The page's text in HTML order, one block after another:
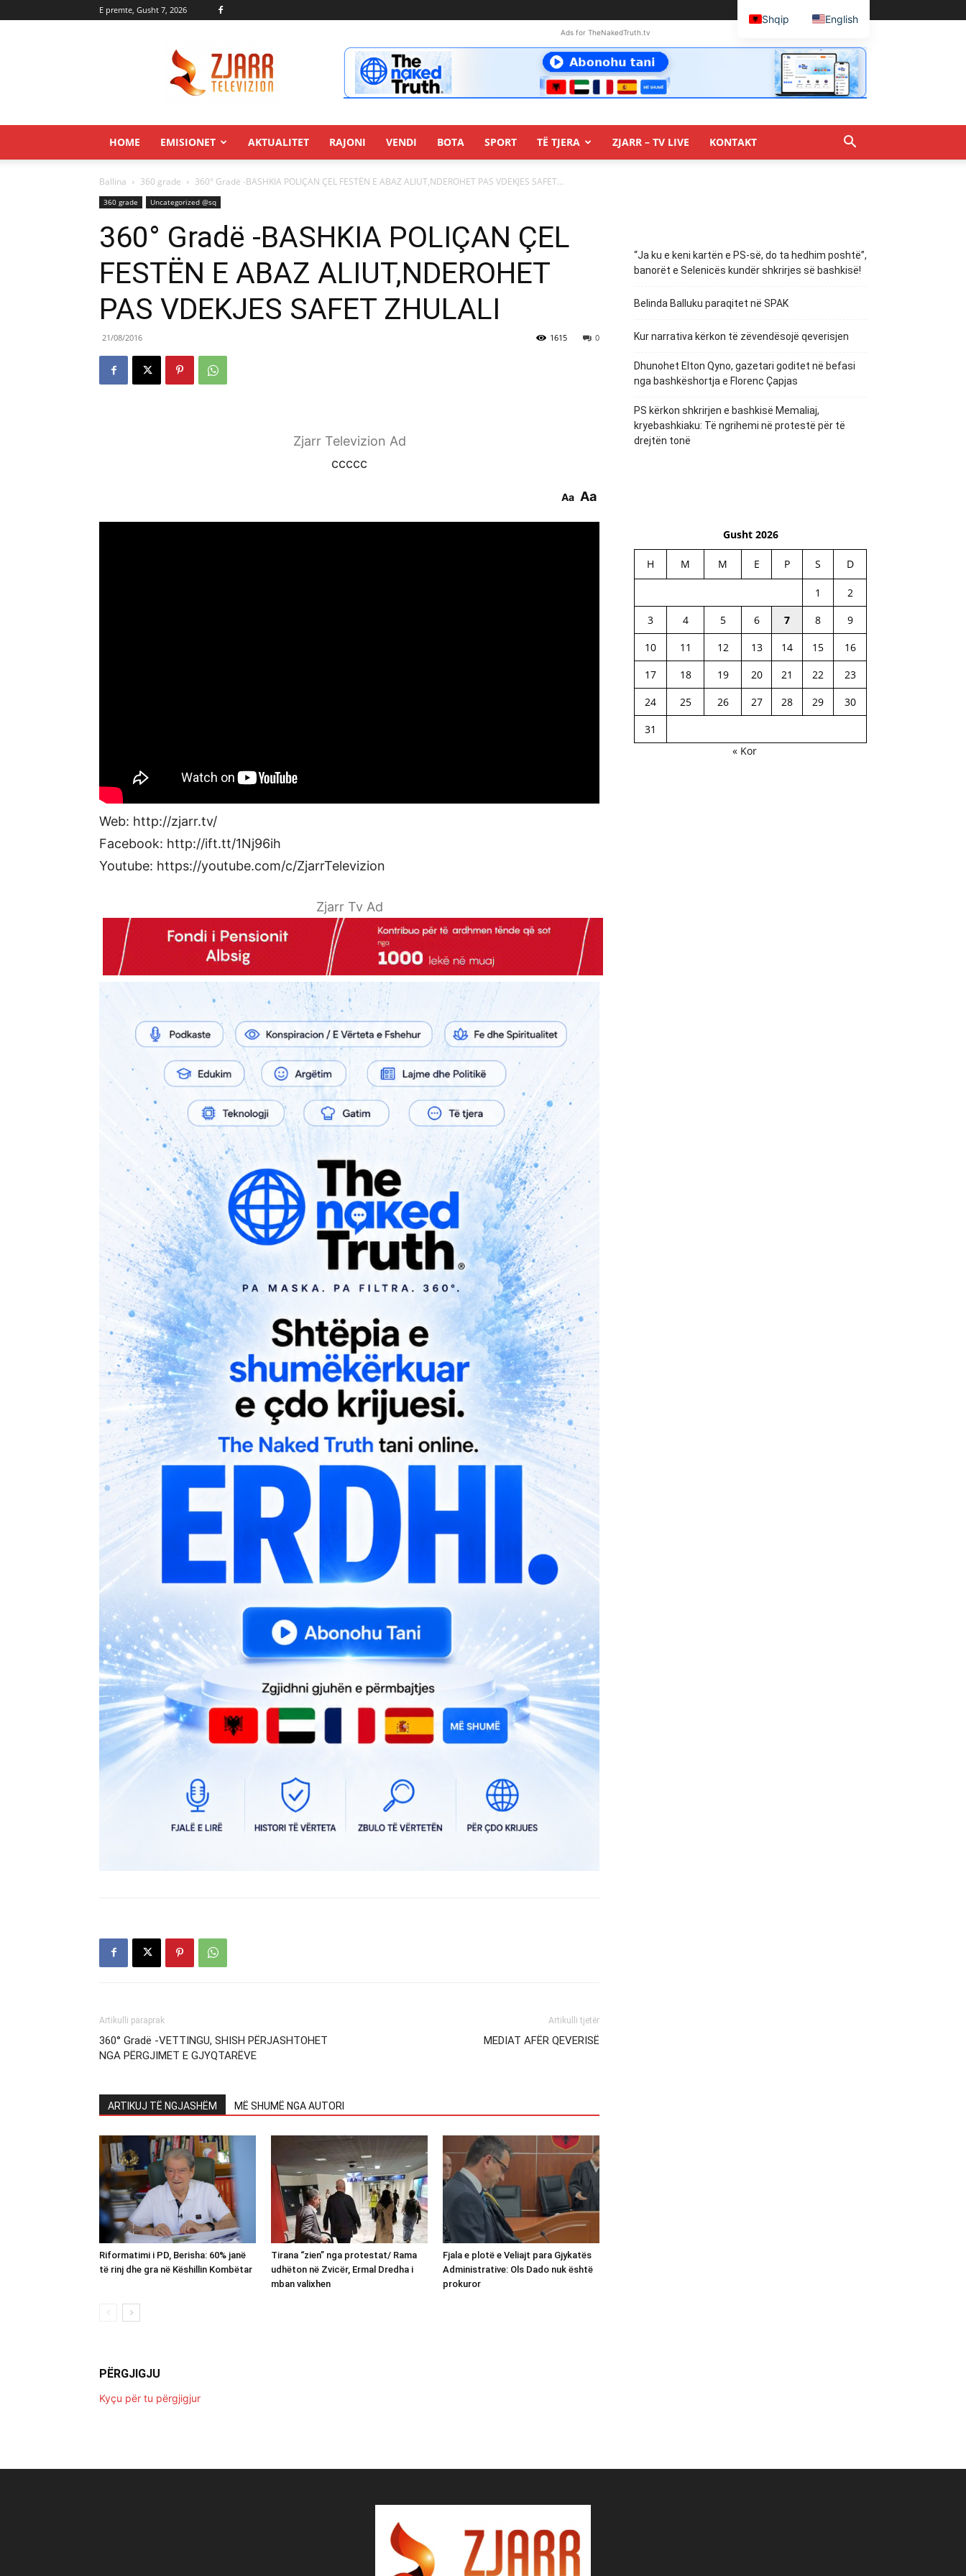
E premte, Gusht 7, 2026
Ads for TheNakedTruth.tv
HOME EMISIONET AKTUALITET RAJONI VENDI BOTA SPORT TË TJERA ZJARR – TV LIVE KONTAKT
Ballina 360 grade 360° Gradë -BASHKIA POLIÇAN ÇEL FESTËN E ABAZ ALIUT,NDEROHET PAS VDEKJES SAFET...
360 grade Uncategorized @sq
360° Gradë -BASHKIA POLIÇAN ÇEL
FESTËN E ABAZ ALIUT,NDEROHET
PAS VDEKJES SAFET ZHULALI
21/08/2016 0
1615
Zjarr Televizion Ad
ccccc
Aa Aa
Web: http://zjarr.tv/
Facebook: http://ift.tt/1Nj96ih
Youtube: https://youtube.com/c/ZjarrTelevizion
Zjarr Tv Ad
Artikulli paraprak
360° Gradë -VETTINGU, SHISH PËRJASHTOHET
NGA PËRGJIMET E GJYQTARËVE
Artikulli tjetër
MEDIAT AFËR QEVERISË
ARTIKUJ TË NGJASHËM MË SHUMË NGA AUTORI
Riformatimi i PD, Berisha: 60% janë
të rinj dhe gra në Këshillin Kombëtar
Tirana “zien” nga protestat/ Rama
udhëton në Zvicër, Ermal Dredha i
mban valixhen
Fjala e plotë e Veliajt para Gjykatës
Administrative: Ols Dado nuk është
prokuror
PËRGJIGJU
Kyçu për tu përgjigjur
“Ja ku e keni kartën e PS-së, do ta hedhim poshtë”,
banorët e Selenicës kundër shkrirjes së bashkisë!
Belinda Balluku paraqitet në SPAK
Kur narrativa kërkon të zëvendësojë qeverisjen
Dhunohet Elton Qyno, gazetari goditet në befasi
nga bashkëshortja e Florenc Çapjas
PS kërkon shkrirjen e bashkisë Memaliaj,
kryebashkiaku: Të ngrihemi në protestë për të
drejtën tonë
Gusht 2026
H M M E P S D
1
2
3
4 5 6 7 8
9
10
11 12 13 14 15
16
17
18 19 20 21 22
23
24
25 26 27 28 29
30
31
« Kor
Shqip English